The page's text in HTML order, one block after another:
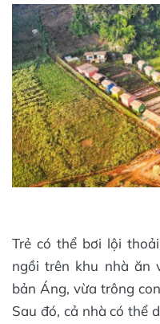
Trẻ có thể bơi lội
ngồi trên khu nhà ăn
bản Áng, vừa trông
Sau đó, cả nhà có thể